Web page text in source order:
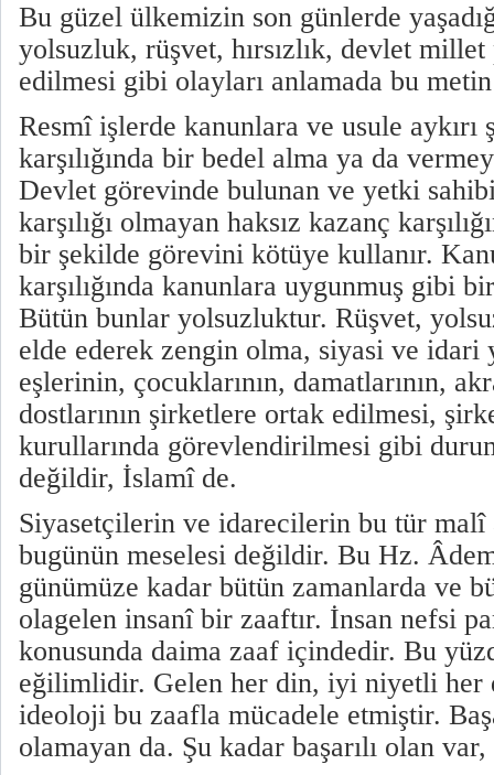
Bu güzel ülkemizin son günlerde
yolsuzluk, rüşvet, hırsızlık, devlet millet
edilmesi gibi olayları anlamada bu
Resmî işlerde kanunlara ve usule aykırı
karşılığında bir bedel alma ya da
Devlet görevinde bulunan ve yetki
karşılığı olmayan haksız kazanç
bir şekilde görevini kötüye kullanır.
karşılığında kanunlara uygunmuş gibi
Bütün bunlar yolsuzluktur. Rüşvet,
elde ederek zengin olma, siyasi ve
eşlerinin, çocuklarının, damatlarının,
dostlarının şirketlere ortak edilmesi,
kurullarında görevlendirilmesi gibi
değildir, İslamî de.
Siyasetçilerin ve idarecilerin bu tür malî
bugünün meselesi değildir. Bu Hz.
günümüze kadar bütün zamanlarda ve
olagelen insanî bir zaaftır. İnsan nefsi
konusunda daima zaaf içindedir. Bu
eğilimlidir. Gelen her din, iyi niyetli her
ideoloji bu zaafla mücadele etmiştir.
olamayan da. Şu kadar başarılı olan